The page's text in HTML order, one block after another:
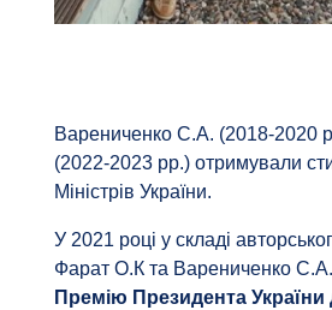
Варениченко С.А. (2018-2020
(2022-2023 рр.) отримували
Міністрів України.
У 2021 році у складі
Фарат О.К та Варениченко
Премію Президента